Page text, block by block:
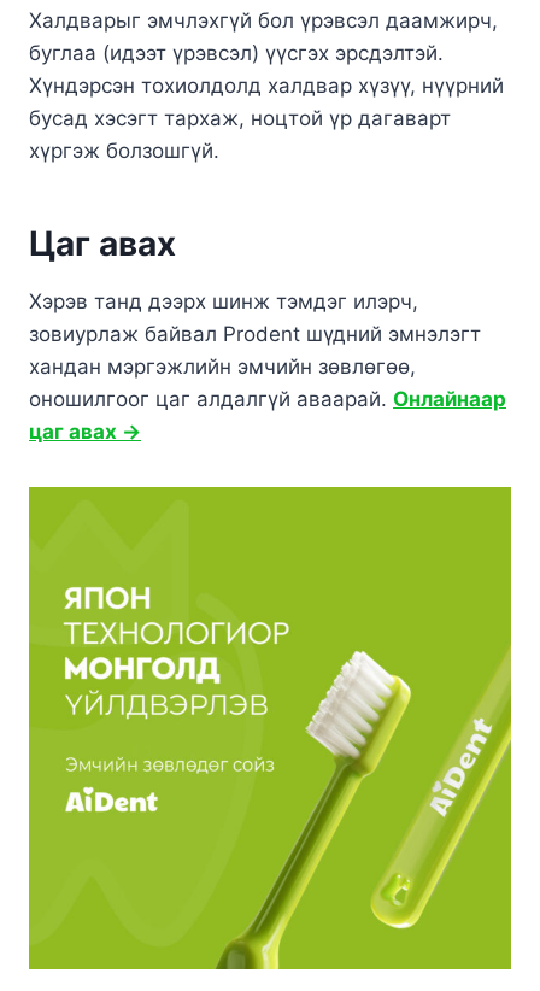
Халдварыг эмчлэхгүй бол үрэвсэл даамжирч,
буглаа (идээт үрэвсэл) үүсгэх эрсдэлтэй.
Хүндэрсэн тохиолдолд халдвар хүзүү, нүүрний
бусад хэсэгт тархаж, ноцтой үр дагаварт
хүргэж болзошгүй.
Цаг авах
Хэрэв танд дээрх шинж тэмдэг илэрч,
зовиурлаж байвал Prodent шүдний эмнэлэгт
хандан мэргэжлийн эмчийн зөвлөгөө,
оношилгоог цаг алдалгүй аваарай. Онлайнаар
цаг авах →